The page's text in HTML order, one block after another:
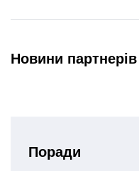
Новини партнерів
Поради